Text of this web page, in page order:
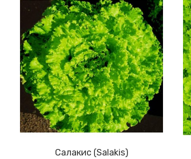
Салакис (Salakis)